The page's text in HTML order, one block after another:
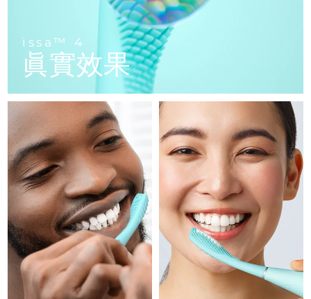
issa™ 4
眞實效果
LUNA™護膚
Premium cleansers & balm
LUNA™ 設備
All facial cleansing devices
Portable red light therapy
面膜
Rejuvenation & hydration
UFO™ 設備
All deep facial hydration devices
For ages 0-3
issa™ Teeth Whitening Set
Dual LED + sonic device & 18% PAP gel
ISSA™ 設備
All silicone sonic toothbrushes
FAQ™ 103
Luxurious clinical anti-aging set
FAQ™ P1 Primer
Manuka honey primer
FAQ™護膚品
All FAQ™ skincare
FAQ™產品
All anti-aging treatments
FAQ™ 211
Anti-aging neck & décolleté LED mask
FAQ™ 221
Anti-aging LED hand mask
FAQ™護膚品
All FAQ™ skincare
FAQ™產品
All LED treatments
FAQ™ Scalp Serum
Scalp recovery probiotic serum
FAQ™護膚品
All FAQ™ skincare
FAQ™產品
All hair treatments
FAQ™ 502
Full-Spectrum Red Light Therapy
FAQ™ Red Light Serum
FAQ™ skincare
All FAQ™ skincare
FAQ™ products
All toning treatments
保健品
脫毛
PEACH™ 2 Pro Max
Professional IPL hair removal device
PEACH™ 2
IPL hair removal
身體護理
BEAR™ 2 body
Microcurrent body toning
LUNA™ 4 body
Massaging body brush
痘肌護理
ESPADA™ 2 plus
Recurring acne LED therapy
眼部護理
BEAR™ 2 eyes & lips
Microcurrent line smoothing device
丹麥
愛沙尼亞 預計送達日期10/08/2026
芬蘭 預計送達日期10/08/2026
法國 預計送達日期10/08/2026
法屬玻里尼西亞 預計送達日期14/08/2026
德國 預計送達日期10/08/2026
直布羅陀 預計送達日期14/08/2026
希臘 預計送達日期10/08/2026